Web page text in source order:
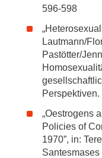
596-598
Lautmann/
Pastötter/
„Oestrogens
Policies of
1970”, in:
Santesmases